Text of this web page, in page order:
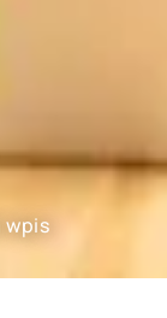
wpis